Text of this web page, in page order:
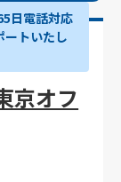
日電話対応
ートいたし
京オフ